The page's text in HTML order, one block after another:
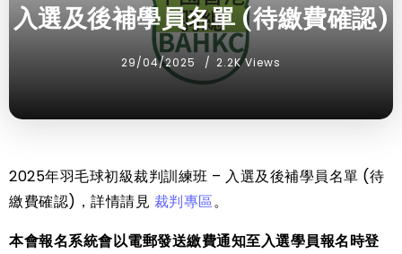
入選及後補學員名單 (待繳費確認)
29/04/2025 2.2K Views
2025年羽毛球初級裁判訓練班 – 入選及後補學員名單 (待
繳費確認)，詳情請見 裁判專區。
本會報名系統會以電郵發送繳費通知至入選學員報名時登